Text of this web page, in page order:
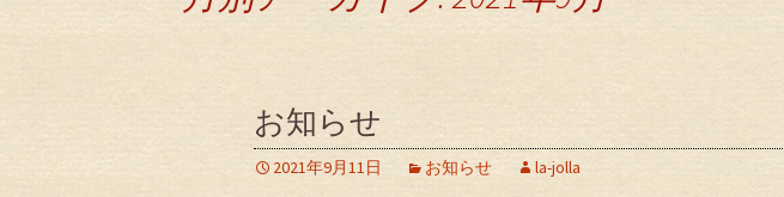
お知らせ
2021年9月11日 お知らせ la-jolla